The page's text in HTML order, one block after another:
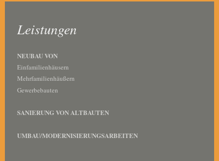
Leistungen
NEUBAU VON
Einfamilienhäusern
Mehrfamilienhäußern
Gewerbebauten
SANIERUNG VON ALTBAUTEN
UMBAU/MODERNISIERUNGSARBEITEN